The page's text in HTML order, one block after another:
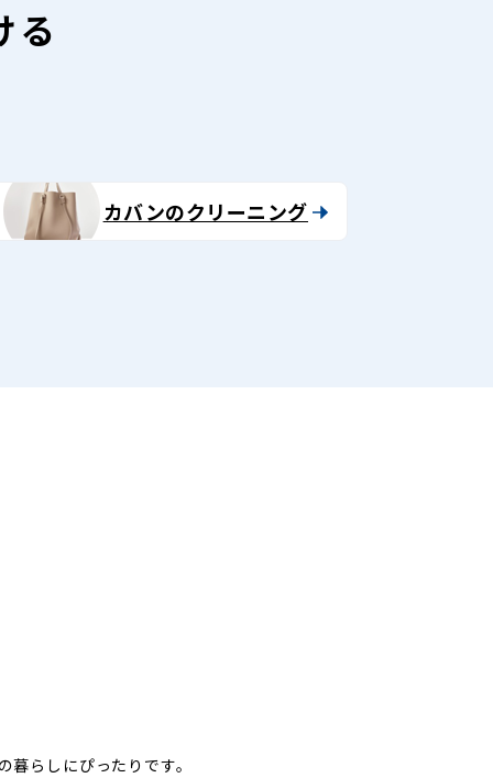
る
カバンのクリーニング
らしにぴったりです。